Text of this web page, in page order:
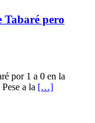
Tabaré pero
por 1 a 0 en la
a la […]